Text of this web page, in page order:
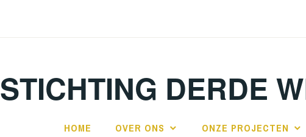
STICHTING DERDE
HOME OVER ONS ONZE PROJECTEN